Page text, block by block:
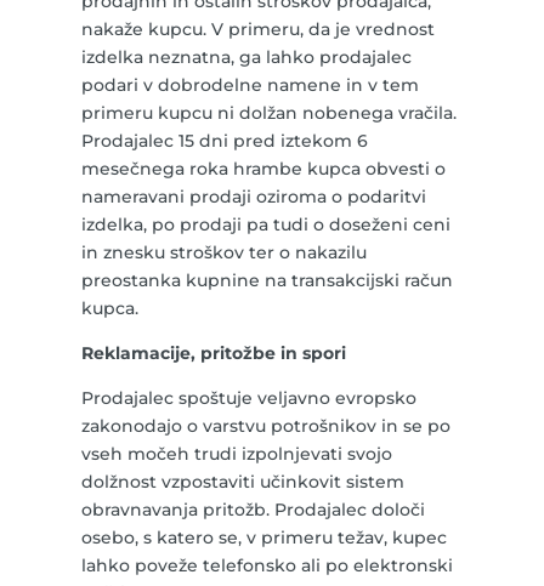
nakaže kupcu. V primeru, da je vrednost
izdelka neznatna, ga lahko prodajalec
podari v dobrodelne namene in v tem
primeru kupcu ni dolžan nobenega vračila.
Prodajalec 15 dni pred iztekom 6
mesečnega roka hrambe kupca obvesti o
nameravani prodaji oziroma o podaritvi
izdelka, po prodaji pa tudi o doseženi ceni
in znesku stroškov ter o nakazilu
preostanka kupnine na transakcijski račun
kupca.
Reklamacije, pritožbe in spori
Prodajalec spoštuje veljavno evropsko
zakonodajo o varstvu potrošnikov in se po
vseh močeh trudi izpolnjevati svojo
dolžnost vzpostaviti učinkovit sistem
obravnavanja pritožb. Prodajalec določi
osebo, s katero se, v primeru težav, kupec
lahko poveže telefonsko ali po elektronski